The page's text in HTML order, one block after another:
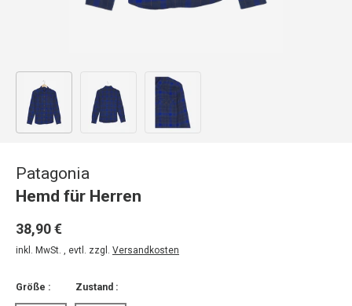
Bild 1 in Galerieansicht laden
Patagonia
Hemd für Herren
38,90 €
inkl. MwSt. , evtl. zzgl. Versandkosten
Größe : Zustand :